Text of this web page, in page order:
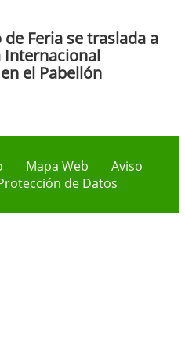
Feria se traslada a
Internacional
el Pabellón
Mapa Web
Aviso
de Datos